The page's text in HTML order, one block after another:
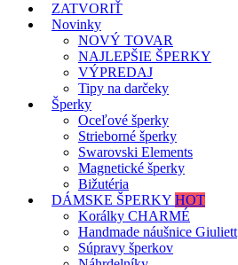
ZATVORIŤ
Novinky
NOVÝ TOVAR
NAJLEPŠIE ŠPERKY
VÝPREDAJ
Tipy na darčeky
Šperky
Oceľové šperky
Strieborné šperky
Swarovski Elements
Magnetické šperky
Bižutéria
DÁMSKE ŠPERKY HOT
Korálky CHARMÉ
Handmade náušnice Giuliett
Súpravy šperkov